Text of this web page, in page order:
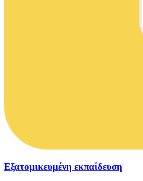
Εξατομικευμένη εκπαίδευση